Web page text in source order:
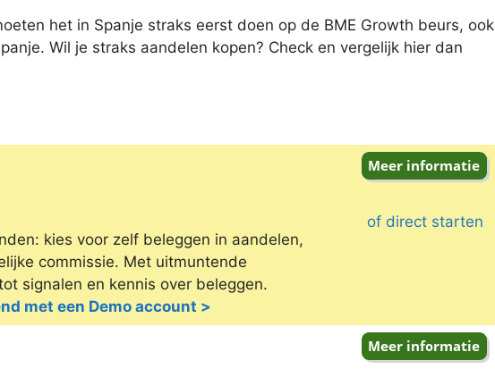
het in Spanje straks eerst doen op de BME Growth beurs, ook
Wil je straks aandelen kopen? Check en vergelijk hier dan
kies voor zelf beleggen in aandelen,
commissie. Met uitmuntende
signalen en kennis over beleggen.
met een Demo account >
of direct starten